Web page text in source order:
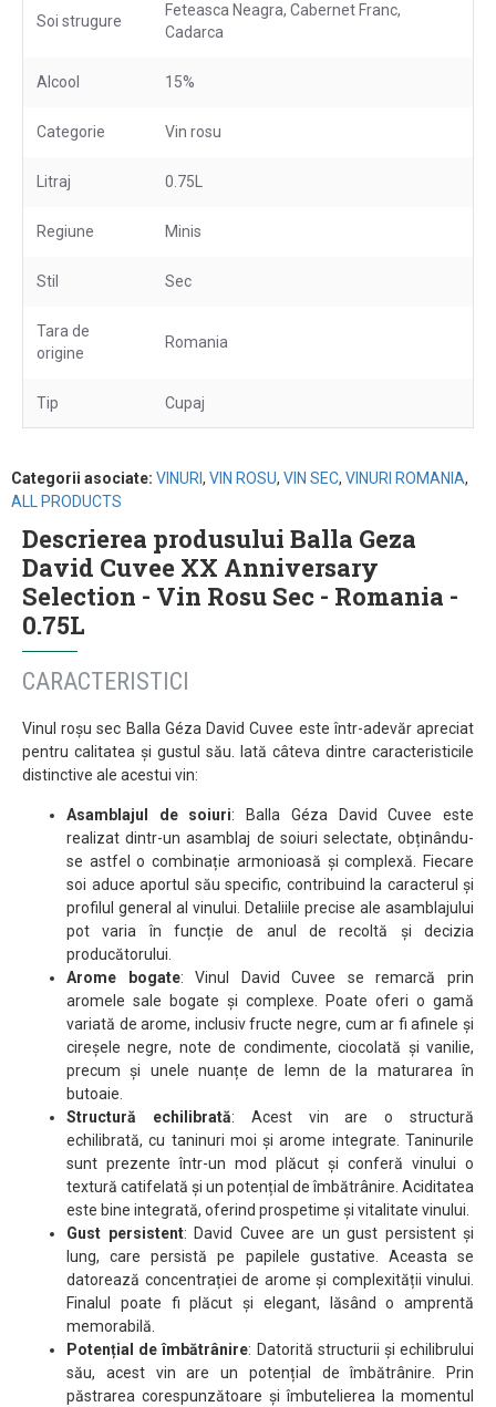
Soi strugure
Feteasca Neagra, Cabernet Franc,
Cadarca
Alcool 15%
Categorie Vin rosu
Litraj 0.75L
Regiune Minis
Stil Sec
Tara de
origine
Romania
Tip Cupaj
Categorii asociate: VINURI, VIN ROSU, VIN SEC, VINURI ROMANIA,
ALL PRODUCTS
Descrierea produsului Balla Geza
David Cuvee XX Anniversary
Selection - Vin Rosu Sec - Romania -
0.75L
CARACTERISTICI
Vinul roșu sec Balla Géza David Cuvee este într-adevăr apreciat
pentru calitatea și gustul său. Iată câteva dintre caracteristicile
distinctive ale acestui vin:
Asamblajul de soiuri: Balla Géza David Cuvee este
realizat dintr-un asamblaj de soiuri selectate, obținându-
se astfel o combinație armonioasă și complexă. Fiecare
soi aduce aportul său specific, contribuind la caracterul și
profilul general al vinului. Detaliile precise ale asamblajului
pot varia în funcție de anul de recoltă și decizia
producătorului.
Arome bogate: Vinul David Cuvee se remarcă prin
aromele sale bogate și complexe. Poate oferi o gamă
variată de arome, inclusiv fructe negre, cum ar fi afinele și
cireșele negre, note de condimente, ciocolată și vanilie,
precum și unele nuanțe de lemn de la maturarea în
butoaie.
Structură echilibrată: Acest vin are o structură
echilibrată, cu taninuri moi și arome integrate. Taninurile
sunt prezente într-un mod plăcut și conferă vinului o
textură catifelată și un potențial de îmbătrânire. Aciditatea
este bine integrată, oferind prospetime și vitalitate vinului.
Gust persistent: David Cuvee are un gust persistent și
lung, care persistă pe papilele gustative. Aceasta se
datorează concentrației de arome și complexității vinului.
Finalul poate fi plăcut și elegant, lăsând o amprentă
memorabilă.
Potențial de îmbătrânire: Datorită structurii și echilibrului
său, acest vin are un potențial de îmbătrânire. Prin
păstrarea corespunzătoare și îmbutelierea la momentul